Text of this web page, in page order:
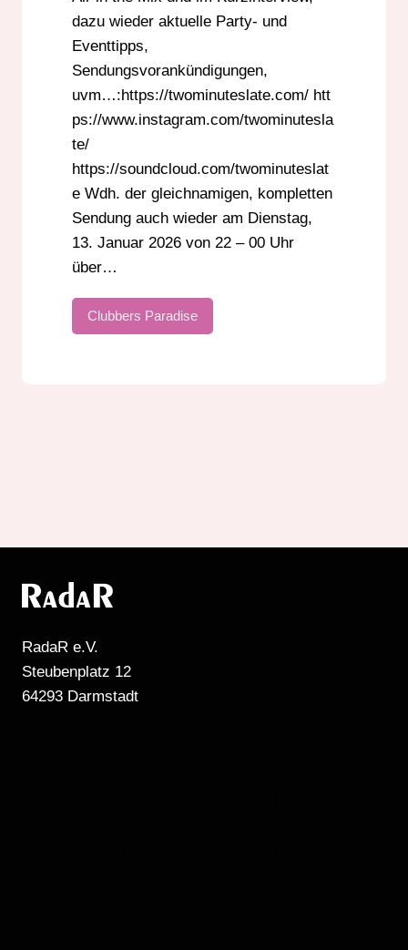
dazu wieder aktuelle Party- und
Eventtipps,
Sendungsvorankündigungen,
uvm…:https://twominuteslate.com/ htt
ps://www.instagram.com/twominutesla
te/
https://soundcloud.com/twominuteslat
e Wdh. der gleichnamigen, kompletten
Sendung auch wieder am Dienstag,
13. Januar 2026 von 22 – 00 Uhr
über…
Clubbers Paradise
RadaR e.V.
Steubenplatz 12
64293 Darmstadt